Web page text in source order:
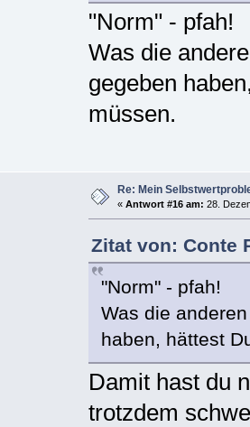
"Norm" - pfah!
Was die
gegeben
müssen.
Re: Mein
« Antwort #16 am: 28.
Zitat von: Conte
"Norm" - pfah!
Was die
haben, hättest
Damit hast du
trotzdem